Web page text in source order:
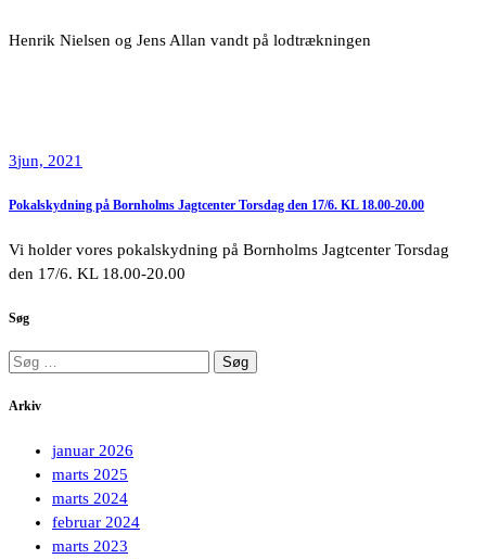
Henrik Nielsen og Jens Allan vandt på lodtrækningen
3jun, 2021
Pokalskydning på Bornholms Jagtcenter Torsdag den 17/6. KL 18.00-20.00
Vi holder vores pokalskydning på Bornholms Jagtcenter Torsdag
den 17/6. KL 18.00-20.00
Søg
Søg
Arkiv
januar 2026
marts 2025
marts 2024
februar 2024
marts 2023